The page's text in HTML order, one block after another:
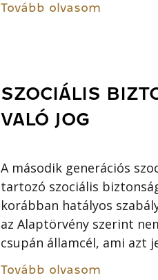
Tovább olvasom
SZOCIÁLIS
VALÓ JOG
A második generációs
tartozó szociális
korábban hatályos
az Alaptörvény szerint
csupán államcél, ami azt
Tovább olvasom